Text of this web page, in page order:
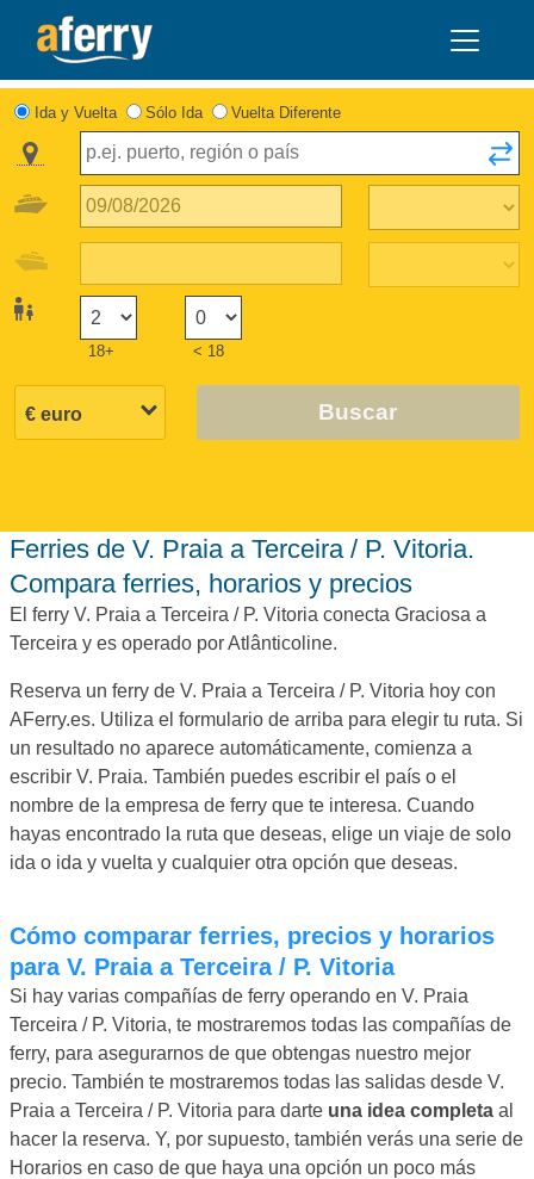
Ida y Vuelta Sólo Ida Vuelta Diferente
18+ < 18
Buscar
Ferries de V. Praia a Terceira / P. Vitoria.
Compara ferries, horarios y precios
El ferry V. Praia a Terceira / P. Vitoria conecta Graciosa a
Terceira y es operado por Atlânticoline.
Reserva un ferry de V. Praia a Terceira / P. Vitoria hoy con
AFerry.es. Utiliza el formulario de arriba para elegir tu ruta. Si
un resultado no aparece automáticamente, comienza a
escribir V. Praia. También puedes escribir el país o el
nombre de la empresa de ferry que te interesa. Cuando
hayas encontrado la ruta que deseas, elige un viaje de solo
ida o ida y vuelta y cualquier otra opción que deseas.
Cómo comparar ferries, precios y horarios
para V. Praia a Terceira / P. Vitoria
Si hay varias compañías de ferry operando en V. Praia
Terceira / P. Vitoria, te mostraremos todas las compañías de
ferry, para asegurarnos de que obtengas nuestro mejor
precio. También te mostraremos todas las salidas desde V.
Praia a Terceira / P. Vitoria para darte una idea completa al
hacer la reserva. Y, por supuesto, también verás una serie de
Horarios en caso de que haya una opción un poco más